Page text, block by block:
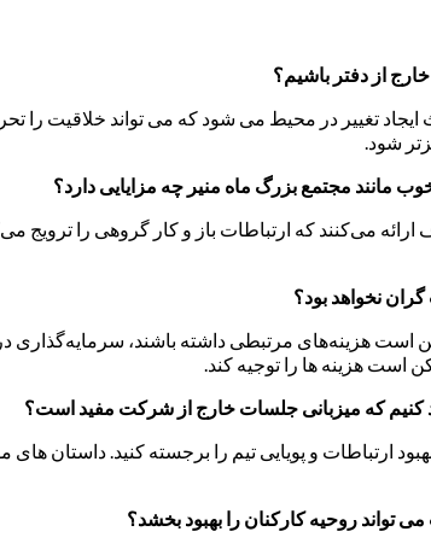
از دفتر باشیم؟
ایجاد تغییر در محیط می شود که می تواند خلاقیت
شود.
مجتمع بزرگ ماه منیر چه مزایایی دارد؟
می‌کنند که ارتباطات باز و کار گروهی را ترویج
نخواهد بود؟
هزینه‌های مرتبطی داشته باشند، سرمایه‌گذاری
است هزینه ها را توجیه کند.
کنیم که میزبانی جلسات خارج از شرکت مفید است؟
ارتباطات و پویایی تیم را برجسته کنید.
تواند روحیه کارکنان را بهبود بخشد؟